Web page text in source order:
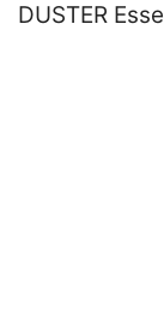
DUSTER